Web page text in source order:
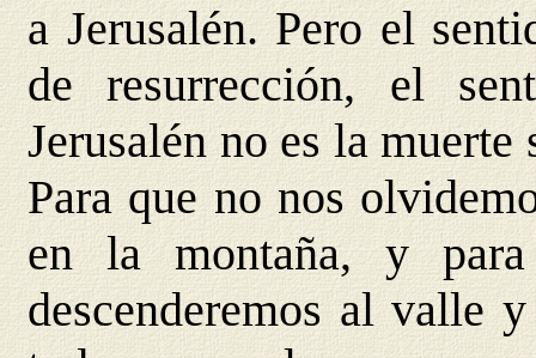
a Jerusalén. Pero el
de resurrección, el
Jerusalén no es la
Para que no nos
en la montaña, y
descenderemos al valle